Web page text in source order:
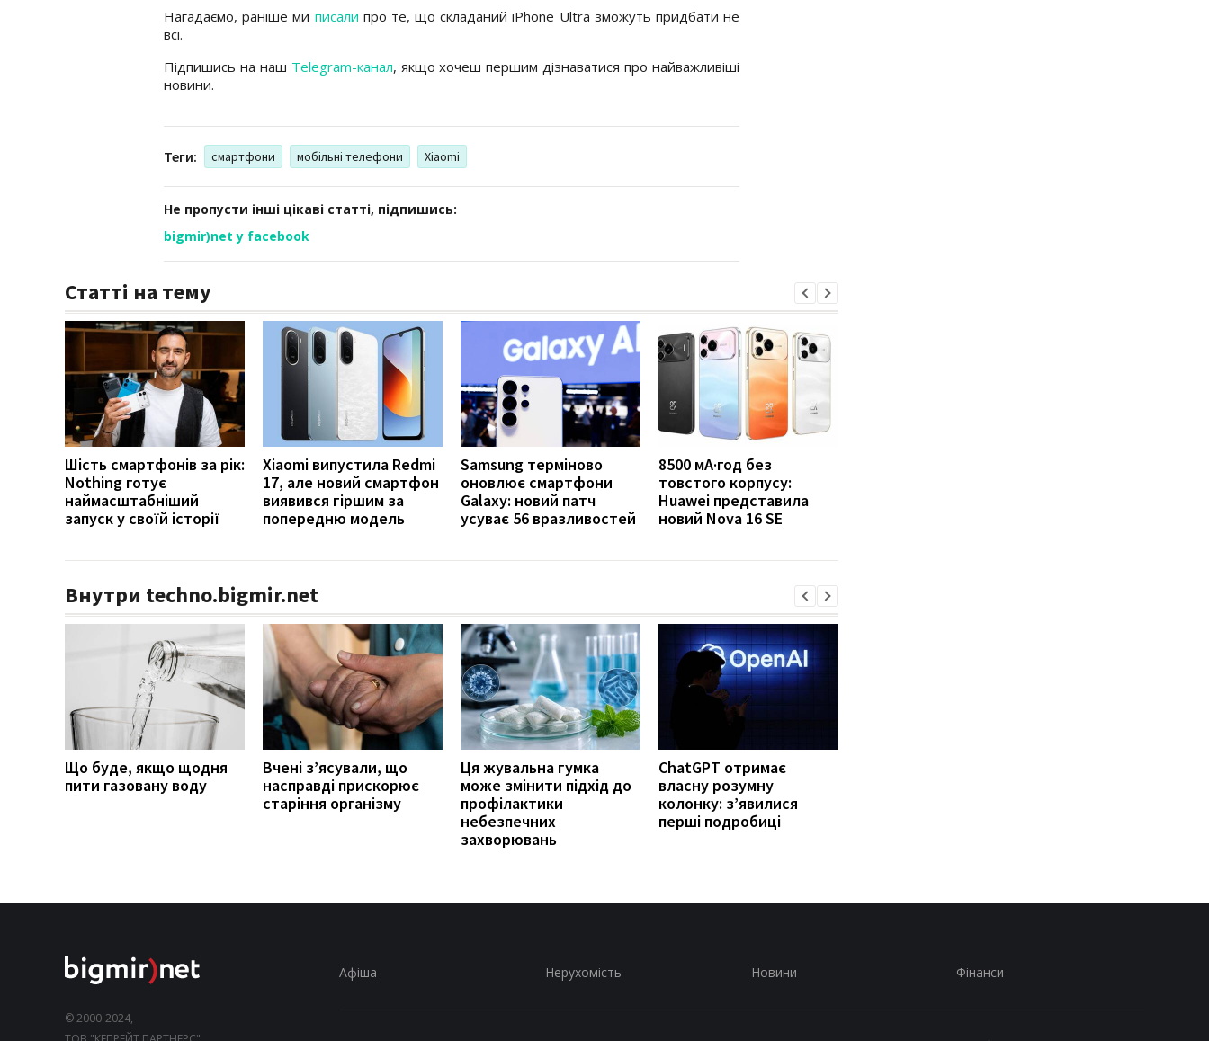
Нагадаємо, раніше ми писали про те, що складаний iPhone Ultra зможуть придбати не
всі.
Підпишись на наш Telegram-канал, якщо хочеш першим дізнаватися про найважливіші
новини.
Теги: смартфони мобільні телефони Xiaomi
Не пропусти інші цікаві статті, підпишись:
bigmir)net у facebook
Статті на тему
Шість смартфонів за рік:
Nothing готує
наймасштабніший
запуск у своїй історії
Xiaomi випустила Redmi
17, але новий смартфон
виявився гіршим за
попередню модель
Samsung терміново
оновлює смартфони
Galaxy: новий патч
усуває 56 вразливостей
8500 мА·год без
товстого корпусу:
Huawei представила
новий Nova 16 SE
Внутри techno.bigmir.net
Що буде, якщо щодня
пити газовану воду
Вчені з’ясували, що
насправді прискорює
старіння організму
Ця жувальна гумка
може змінити підхід до
профілактики
небезпечних
захворювань
ChatGPT отримає
власну розумну
колонку: з’явилися
перші подробиці
© 2000-2024,
Афіша Нерухомість Новини Фінанси